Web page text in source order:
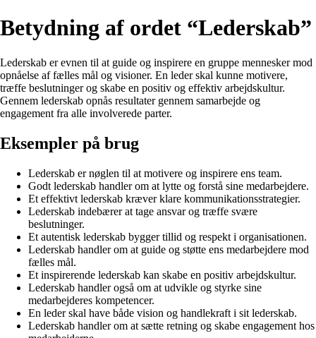
Betydning af ordet “Lederskab”
Lederskab er evnen til at guide og inspirere en gruppe mennesker mod
opnåelse af fælles mål og visioner. En leder skal kunne motivere,
træffe beslutninger og skabe en positiv og effektiv arbejdskultur.
Gennem lederskab opnås resultater gennem samarbejde og
engagement fra alle involverede parter.
Eksempler på brug
Lederskab er nøglen til at motivere og inspirere ens team.
Godt lederskab handler om at lytte og forstå sine medarbejdere.
Et effektivt lederskab kræver klare kommunikationsstrategier.
Lederskab indebærer at tage ansvar og træffe svære
beslutninger.
Et autentisk lederskab bygger tillid og respekt i organisationen.
Lederskab handler om at guide og støtte ens medarbejdere mod
fælles mål.
Et inspirerende lederskab kan skabe en positiv arbejdskultur.
Lederskab handler også om at udvikle og styrke sine
medarbejderes kompetencer.
En leder skal have både vision og handlekraft i sit lederskab.
Lederskab handler om at sætte retning og skabe engagement hos